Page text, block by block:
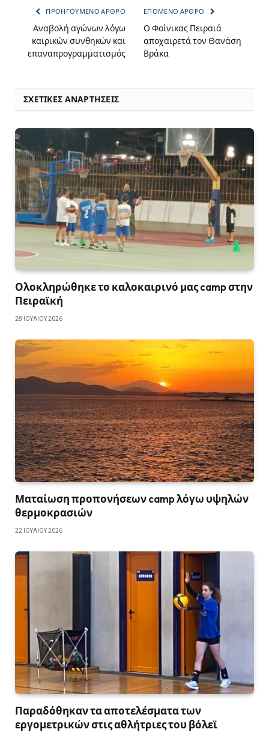
ΠΡΟΗΓΟΎΜΕΝΟ ΆΡΘΡΟ
Αναβολή αγώνων λόγω
καιρικών συνθηκών και
επαναπρογραμματισμός
ΕΠΌΜΕΝΟ ΆΡΘΡΟ
Ο Φοίνικας Πειραιά
αποχαιρετά τον Θανάση
Βράκα
ΣΧΕΤΙΚΈΣ ΑΝΑΡΤΉΣΕΙΣ
Ολοκληρώθηκε το καλοκαιρινό μας camp στην
Πειραϊκή
28 ΙΟΥΛΊΟΥ 2026
Ματαίωση προπονήσεων camp λόγω υψηλών
θερμοκρασιών
22 ΙΟΥΛΊΟΥ 2026
Παραδόθηκαν τα αποτελέσματα των
εργομετρικών στις αθλήτριες του βόλεϊ